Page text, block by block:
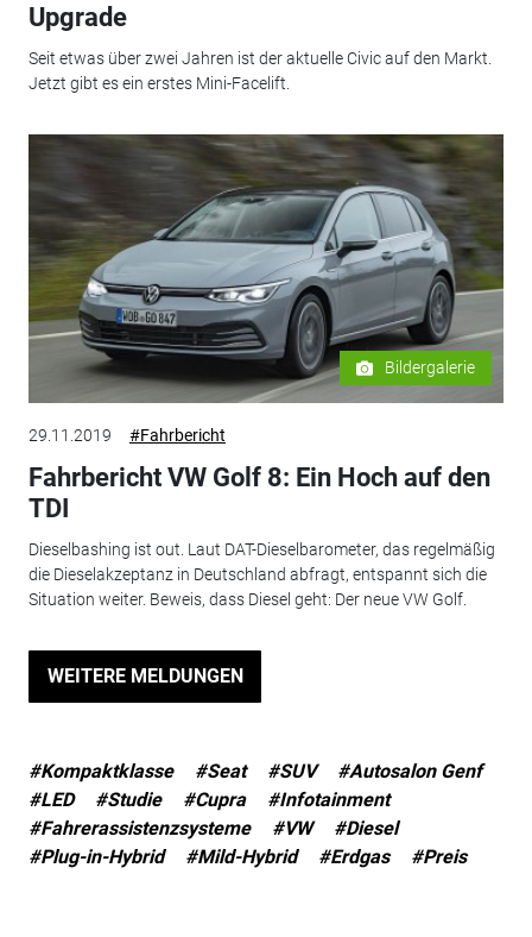
Upgrade
Seit etwas über zwei Jahren ist der aktuelle Civic auf den Markt.
Jetzt gibt es ein erstes Mini-Facelift.
Bildergalerie
29.11.2019 #Fahrbericht
Fahrbericht VW Golf 8: Ein Hoch auf den
TDI
Dieselbashing ist out. Laut DAT-Dieselbarometer, das regelmäßig
die Dieselakzeptanz in Deutschland abfragt, entspannt sich die
Situation weiter. Beweis, dass Diesel geht: Der neue VW Golf.
WEITERE MELDUNGEN
#Kompaktklasse #Seat #SUV
#Autosalon Genf
#LED
#Studie #Cupra
#Infotainment
#Fahrerassistenzsysteme
#VW
#Diesel
#Plug-in-Hybrid
#Mild-Hybrid #Erdgas #Preis